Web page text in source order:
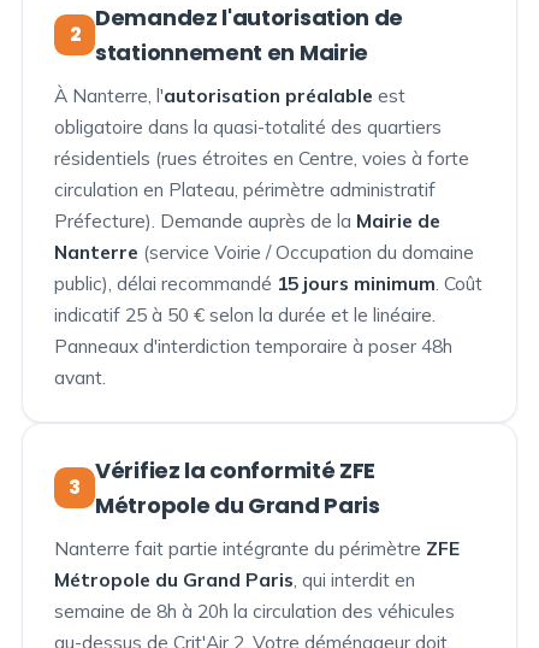
2
Demandez l'autorisation de
stationnement en Mairie
À Nanterre, l'autorisation préalable est
obligatoire dans la quasi-totalité des quartiers
résidentiels (rues étroites en Centre, voies à forte
circulation en Plateau, périmètre administratif
Préfecture). Demande auprès de la Mairie de
Nanterre (service Voirie / Occupation du domaine
public), délai recommandé 15 jours minimum . Coût
indicatif 25 à 50 € selon la durée et le linéaire.
Panneaux d'interdiction temporaire à poser 48h
avant.
3
Vérifiez la conformité ZFE
Métropole du Grand Paris
Nanterre fait partie intégrante du périmètre ZFE
Métropole du Grand Paris , qui interdit en
semaine de 8h à 20h la circulation des véhicules
au-dessus de Crit'Air 2. Votre déménageur doit